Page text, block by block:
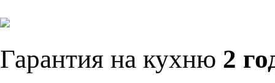
Гарантия на кухню 2